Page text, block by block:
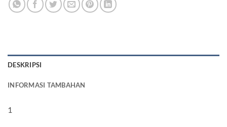
DESKRIPSI
INFORMASI TAMBAHAN
1